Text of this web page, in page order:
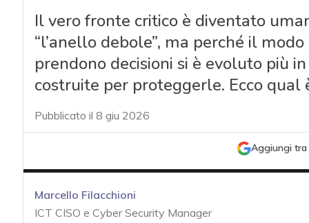
Il vero fronte critico è diventato
“l’anello debole”, ma perché il
prendono decisioni si è evoluto più
costruite per proteggerle. Ecco
Pubblicato il 8 giu 2026
Aggiungi tra
Marcello Filacchioni
ICT CISO e Cyber Security Manager